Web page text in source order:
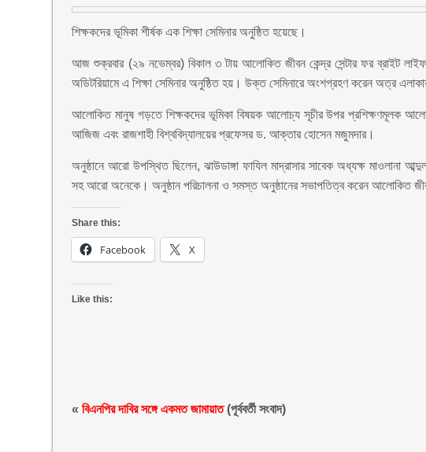
শিক্ষকদের ভূমিকা শীর্ষক এক শিক্ষা সেমিনার অনুষ্ঠিত হয়েছে।
আজ শুক্রবার (২৯ নভেম্বর) বিকাল ৩ টায় আলোকিত জীবন কেন্দ্র সেন্টার ফর ব্রাইট লাইফ
অডিটরিয়ামে এ শিক্ষা সেমিনার অনুষ্ঠিত হয়। উক্ত সেমিনারে অংশগ্রহণ করেন অত্র এলাকার
আলোকিত মানুষ গড়তে শিক্ষকদের ভূমিকা বিষয়ক আলোচ্য সূচীর উপর প্রশিক্ষণমূলক
আজিজ এবং রাজশাহী বিশ্ববিদ্যালয়ের প্রফেসর ড. আক্তার হোসেন মজুমদার।
অনুষ্ঠানে আরো উপস্থিত ছিলেন, ঝাউডাঙ্গা ফাযিল মাদ্রাসার সাবেক অধ্যক্ষ মাওলানা
সহ আরো অনেকে। অনুষ্ঠান পরিচালনা ও সমস্ত অনুষ্ঠানের সভাপতিত্ব করেন আলোকিত
Share this:
Facebook X
Like this:
«বিএনপির দাবির সঙ্গে একমত জামায়াত(পূর্ববর্তী সংবাদ)